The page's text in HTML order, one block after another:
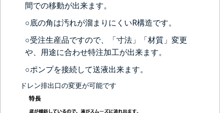
＞＞詳しくはこちらから
間での移動が出来ます。
○底の角は汚れが溜まりにくいR構造です。
○受注生産品ですので、「寸法」「材質」変更
や、用途に合わせ特注加工が出来ます。
○ポンプを接続して送液出来ます。
ドレン排出口の変更が可能です